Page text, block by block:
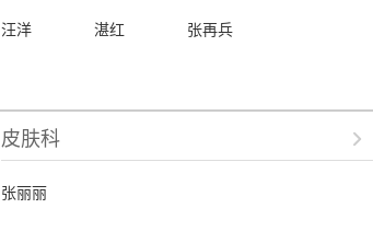
汪洋 湛红 张再兵
皮肤科
张丽丽